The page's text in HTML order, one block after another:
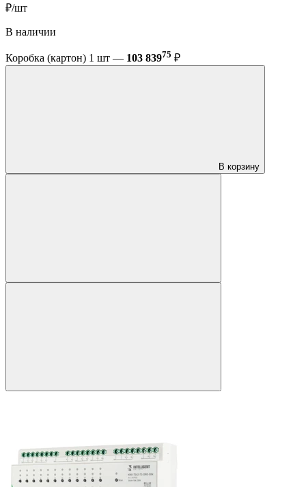
₽/шт
В наличии
Коробка (картон) 1 шт — 103 83975 ₽
В корзину